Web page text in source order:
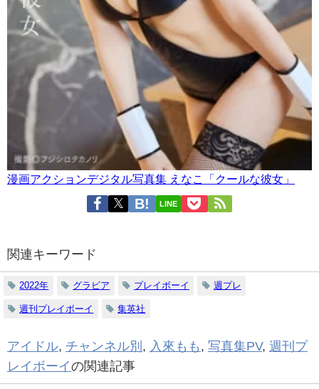
漫画アクションデジタル写真集 えなこ「クールな彼女」
LINE
関連キーワード
2022年 グラビア プレイボーイ 週プレ
週刊プレイボーイ 集英社
アイドル, チャンネル別 , 入來もも , 写真集PV, 週刊プ
レイボーイの関連記事